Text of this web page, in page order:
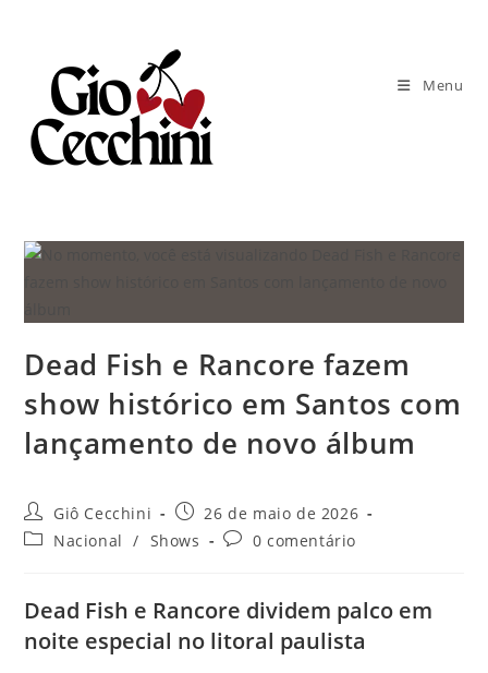
conteúdo
Menu
Dead Fish e Rancore fazem
show histórico em Santos com
lançamento de novo álbum
Autor
do
post:
Giô Cecchini
Post
publicado:
26 de maio de 2026
Categoria
Nacional / Shows
Comentários
0 comentário
Dead Fish e Rancore dividem palco em
noite especial no litoral paulista